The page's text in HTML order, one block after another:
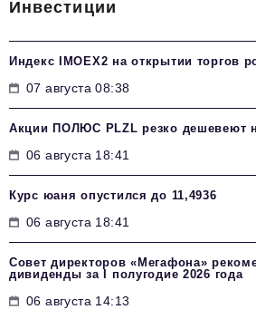
Инвестиции
Индекс IMOEX2 на открытии торгов
07 августа 08:38
Акции ПОЛЮС PLZL резко дешевеют
06 августа 18:41
Курс юаня опустился до 11,4936
06 августа 18:41
Совет директоров «Мегафона»
дивиденды за I полугодие 2026 года
06 августа 14:13